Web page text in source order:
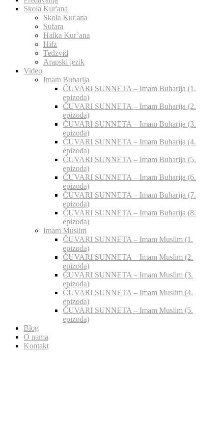
Skola Kur'ana
Skola Kur'ana
Sufara
Halka Kur’ana
Hifz
Tedzvid
Arapski jezik
Video
Imam Buharija
ČUVARI SUNNETA – Imam Buharija (1.
epizoda)
ČUVARI SUNNETA – Imam Buharija (2.
epizoda)
ČUVARI SUNNETA – Imam Buharija (3.
epizoda)
ČUVARI SUNNETA – Imam Buharija (4.
epizoda)
ČUVARI SUNNETA – Imam Buharija (5.
epizoda)
ČUVARI SUNNETA – Imam Buharija (6.
epizoda)
ČUVARI SUNNETA – Imam Buharija (7.
epizoda)
ČUVARI SUNNETA – Imam Buharija (8.
epizoda)
Imam Muslim
ČUVARI SUNNETA – Imam Muslim (1.
epizoda)
ČUVARI SUNNETA – Imam Muslim (2.
epizoda)
ČUVARI SUNNETA – Imam Muslim (3.
epizoda)
ČUVARI SUNNETA – Imam Muslim (4.
epizoda)
ČUVARI SUNNETA – Imam Muslim (5.
epizoda)
Blog
O nama
Kontakt